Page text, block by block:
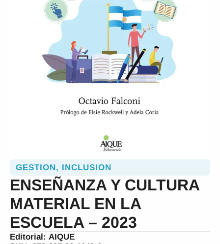
GESTION, INCLUSION
ENSEÑANZA Y CULTURA
MATERIAL EN LA
ESCUELA – 2023
Editorial: AIQUE